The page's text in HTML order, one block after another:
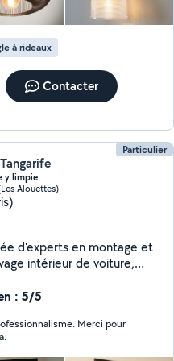
accompagner dans vos
le tout à des tarifs
à rideaux
Contacter
Particulier
y limpie
Alouettes)
d'experts en montage et
intérieur de voiture,
et nettoyage de
Contactez-nous pour avoir
: 5/5
Merci pour